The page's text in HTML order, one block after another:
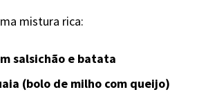
mistura rica:
salsichão e batata
(bolo de milho com queijo)